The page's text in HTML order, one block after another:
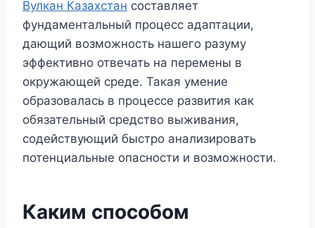
Вулкан Казахстан составляет
фундаментальный процесс адаптации,
дающий возможность нашего разуму
эффективно отвечать на перемены в
окружающей среде. Такая умение
образовалась в процессе развития как
обязательный средство выживания,
содействующий быстро анализировать
потенциальные опасности и возможности.
Каким способом